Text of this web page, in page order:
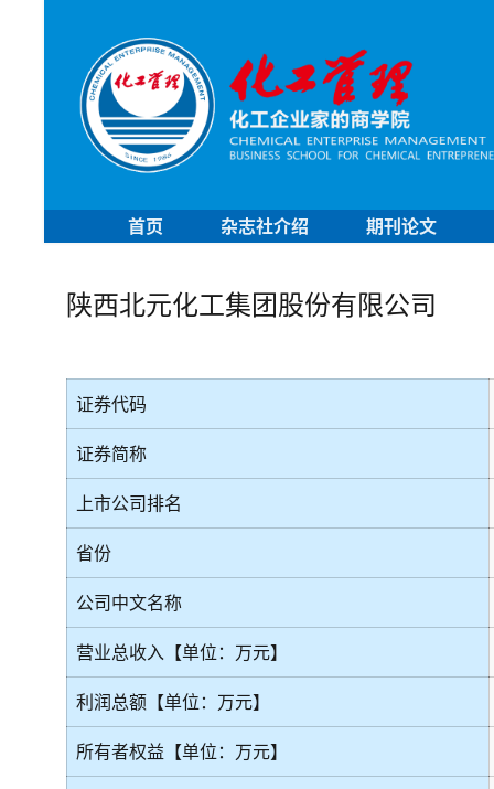
首页 杂志社介绍 期刊论文
陕西北元化工集团股份有限公司
证券代码
证券简称
上市公司排名
省份
公司中文名称
营业总收入【单位：万元】
利润总额【单位：万元】
所有者权益【单位：万元】